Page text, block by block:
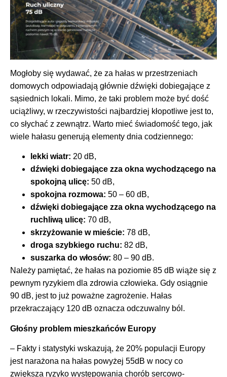
Mogłoby się wydawać, że za hałas w przestrzeniach
domowych odpowiadają głównie dźwięki dobiegające z
sąsiednich lokali. Mimo, że taki problem może być dość
uciążliwy, w rzeczywistości najbardziej kłopotliwe jest to,
co słychać z zewnątrz. Warto mieć świadomość tego, jak
wiele hałasu generują elementy dnia codziennego:
lekki wiatr: 20 dB,
dźwięki dobiegające zza okna wychodzącego na
spokojną ulicę: 50 dB,
spokojna rozmowa: 50 – 60 dB,
dźwięki dobiegające zza okna wychodzącego na
ruchliwą ulicę: 70 dB,
skrzyżowanie w mieście: 78 dB,
droga szybkiego ruchu: 82 dB,
suszarka do włosów: 80 – 90 dB.
Należy pamiętać, że hałas na poziomie 85 dB wiąże się z
pewnym ryzykiem dla zdrowia człowieka. Gdy osiągnie
90 dB, jest to już poważne zagrożenie. Hałas
przekraczający 120 dB oznacza odczuwalny ból.
Głośny problem mieszkańców Europy
– Fakty i statystyki wskazują, że 20% populacji Europy
jest narażona na hałas powyżej 55dB w nocy co
zwiększa ryzyko występowania chorób sercowo-